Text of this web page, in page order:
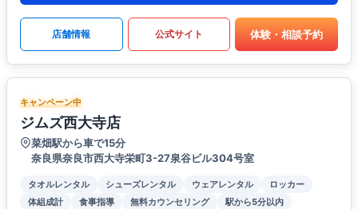
店舗情報 公式サイト 体験・相談予約
キャンペーン中
ジムズ西大寺店
菜畑駅から車で15分
奈良県奈良市西大寺栄町3-27泉谷ビル304号室
タオルレンタル シューズレンタル ウェアレンタル
ロッカー
体組成計
食事指導 無料カウンセリング 駅から5分以内